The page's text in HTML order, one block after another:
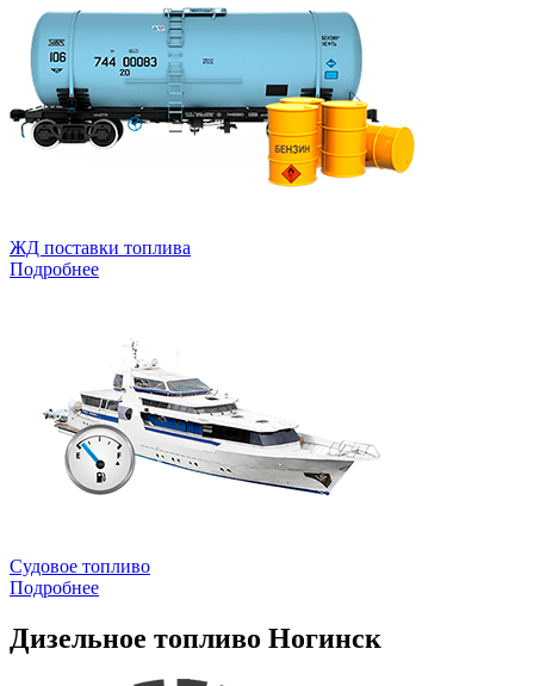
ЖД поставки топлива
Подробнее
Судовое топливо
Подробнее
Дизельное топливо Ногинск